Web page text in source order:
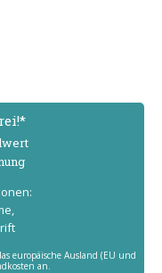
europäische Ausland (EU und
an.